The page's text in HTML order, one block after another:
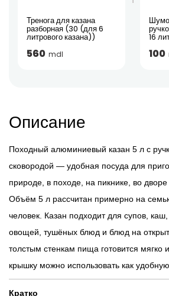
Тренога для казана
разборная (30 (для 6
литрового казана))
560 mdl
16
100
Описание
Походный алюминиевый казан 5 л с
сковородой — удобная посуда для
природе, в походе, на пикнике, во
Объём 5 л рассчитан примерно на
человек. Казан подходит для супов,
овощей, тушёных блюд и блюд на
толстым стенкам пища готовится мягко
крышку можно использовать как
Кратко